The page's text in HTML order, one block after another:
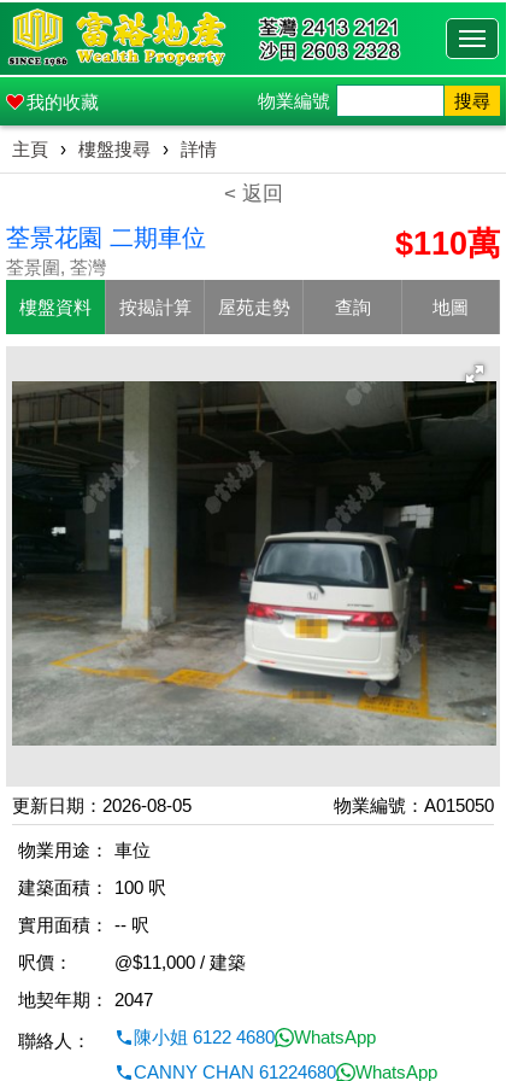
我的收藏 物業編號 搜尋
主頁 › 樓盤搜尋 › 詳情
< 返回
荃景花園 二期車位
荃景圍, 荃灣
$110萬
樓盤資料 按揭計算 屋苑走勢 查詢 地圖
更新日期：2026-08-05 物業編號：A015050
物業用途：
車位
建築面積：
100 呎
實用面積：
-- 呎
呎價：
@$11,000 / 建築
地契年期：
2047
聯絡人：
陳小姐 6122 4680
WhatsApp
CANNY CHAN 61224680
WhatsApp